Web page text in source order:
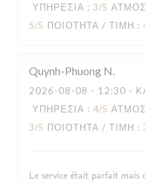
ΥΠΗΡΕΣΊΑ : 3/5
5/5 ΠΟΙΌΤΗΤΑ / ΤΙΜΉ :
Quynh-Phuong N
2026-08-08 - 12:30 -
ΥΠΗΡΕΣΊΑ : 4/5
3/5 ΠΟΙΌΤΗΤΑ / ΤΙΜΉ :
Le service était parfait mais